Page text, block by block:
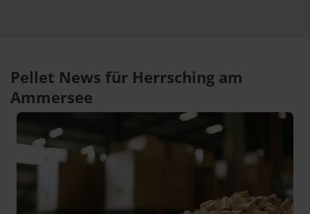
Pellet News für Herrsching am
Ammersee